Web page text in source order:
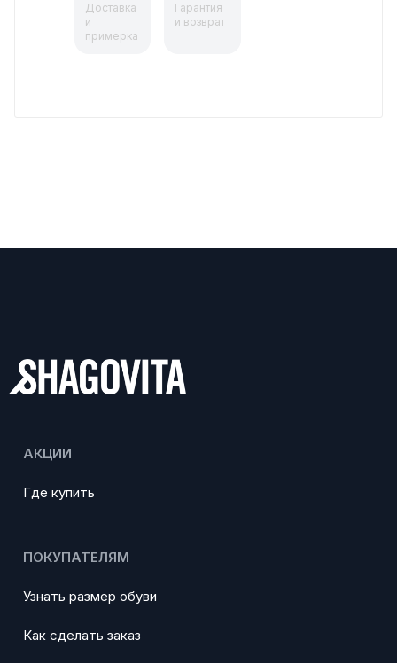
Доставка
и
примерка
Гарантия
и возврат
АКЦИИ
Где купить
ПОКУПАТЕЛЯМ
Узнать размер обуви
Как сделать заказ